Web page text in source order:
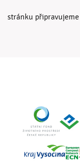
stránku připravujeme